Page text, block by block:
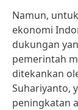
Namun,
ekonomi
dukungan
pemerintah
ditekankan
Suhariyanto,
peningkatan